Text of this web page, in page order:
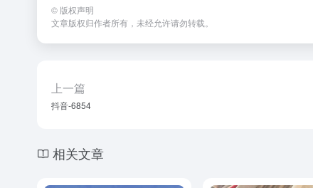
© 版权声明
文章版权归作者所有，未经允许请勿转载。
上一篇
抖音-6854
相关文章